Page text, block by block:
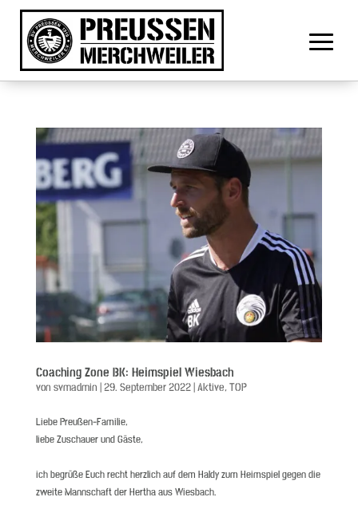
Coaching Zone BK: Heimspiel Wiesbach
von svmadmin |29. September 2022|Aktive,TOP
Liebe Preußen-Familie,
liebe Zuschauer und Gäste,
ich begrüße Euch recht herzlich auf dem Haldy zum Heimspiel gegen die
zweite Mannschaft der Hertha aus Wiesbach.